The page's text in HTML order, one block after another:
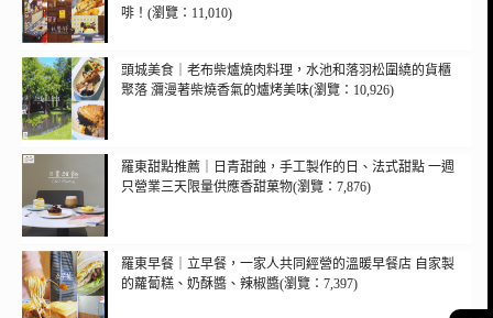
啡！(瀏覽：11,010)
頭城美食｜老布柴爐燒肉料理，水池和落羽松圍繞的貨櫃
聚落 瀰漫著柴燒香氣的爐烤美味(瀏覽：10,926)
羅東甜點推薦｜日青甜蝕，手工製作的日、法式甜點 一週
只營業三天限量供應香甜菓物(瀏覽：7,876)
羅東早餐｜立早餐，一家人共同經營的溫暖早餐店 自家製
的蘿蔔糕、奶酥醬、辣椒醬(瀏覽：7,397)